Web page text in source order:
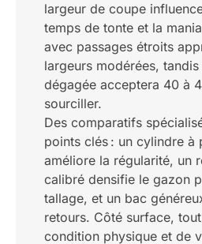
largeur de coupe
temps de tonte et la
avec passages étroits
largeurs modérées, tandis
dégagée acceptera 40 à
sourciller.
Des comparatifs
points clés : un cylindre à
améliore la régularité, un
calibré densifie le gazon
tallage, et un bac
retours. Côté surface,
condition physique et de